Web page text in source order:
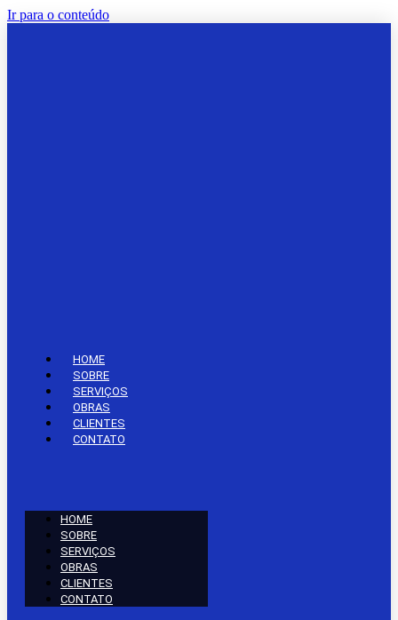
Ir para o conteúdo
HOME
SOBRE
SERVIÇOS
OBRAS
CLIENTES
CONTATO
HOME
SOBRE
SERVIÇOS
OBRAS
CLIENTES
CONTATO